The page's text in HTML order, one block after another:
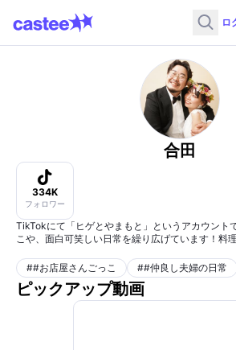
ロ
合田
334K
フォロワー
TikTokにて「ヒゲとやまもと」というアカウント
こや、面白可笑しい日常を繰り広げています！料
しく魅せることがモットーです。どうぞ宜しくお
##お店屋さんごっこ ##仲良し夫婦の日常
ピックアップ動画